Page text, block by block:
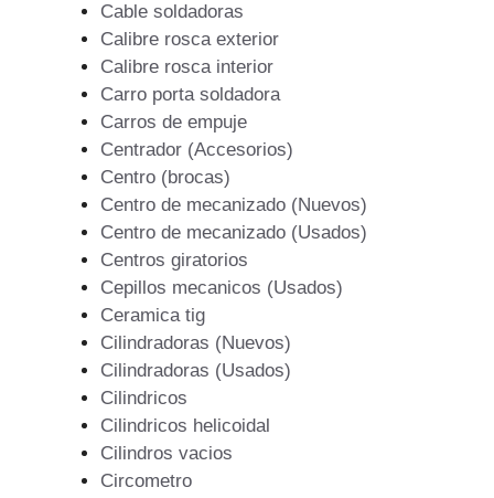
Cable soldadoras
Calibre rosca exterior
Calibre rosca interior
Carro porta soldadora
Carros de empuje
Centrador (Accesorios)
Centro (brocas)
Centro de mecanizado (Nuevos)
Centro de mecanizado (Usados)
Centros giratorios
Cepillos mecanicos (Usados)
Ceramica tig
Cilindradoras (Nuevos)
Cilindradoras (Usados)
Cilindricos
Cilindricos helicoidal
Cilindros vacios
Circometro